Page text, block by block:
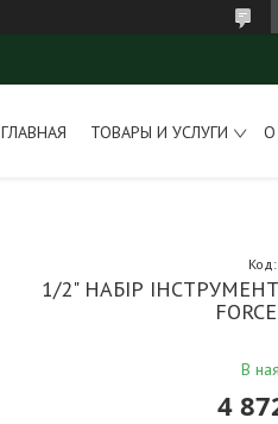
ГЛАВНАЯ ТОВАРЫ И УСЛУГИ О
1/2" НАБІР
В
4